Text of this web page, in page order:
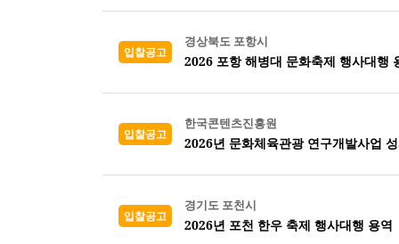
입찰공고
경상북도 포항시
2026 포항 해병대 문화축제 행사대행
입찰공고
한국콘텐츠진흥원
2026년 문화체육관광 연구개발사업
입찰공고
경기도 포천시
2026년 포천 한우 축제 행사대행 용역